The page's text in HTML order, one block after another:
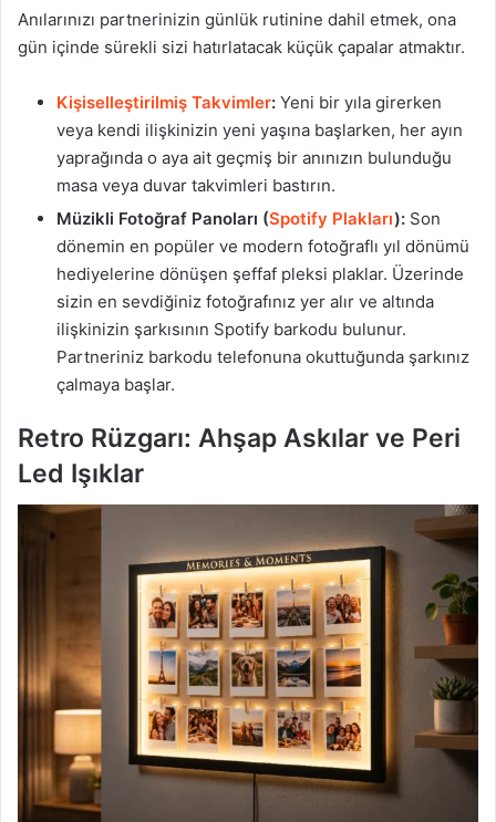
Anılarınızı partnerinizin günlük rutinine dahil etmek, ona
gün içinde sürekli sizi hatırlatacak küçük çapalar atmaktır.
Kişiselleştirilmiş Takvimler: Yeni bir yıla girerken
veya kendi ilişkinizin yeni yaşına başlarken, her ayın
yaprağında o aya ait geçmiş bir anınızın bulunduğu
masa veya duvar takvimleri bastırın.
Müzikli Fotoğraf Panoları (Spotify Plakları): Son
dönemin en popüler ve modern fotoğraflı yıl dönümü
hediyelerine dönüşen şeffaf pleksi plaklar. Üzerinde
sizin en sevdiğiniz fotoğrafınız yer alır ve altında
ilişkinizin şarkısının Spotify barkodu bulunur.
Partneriniz barkodu telefonuna okuttuğunda şarkınız
çalmaya başlar.
Retro Rüzgarı: Ahşap Askılar ve Peri
Led Işıklar